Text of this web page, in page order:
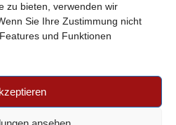
zu bieten, verwenden wir
Sie Ihre Zustimmung nicht
und Funktionen
zur Online-Streitbeilegung